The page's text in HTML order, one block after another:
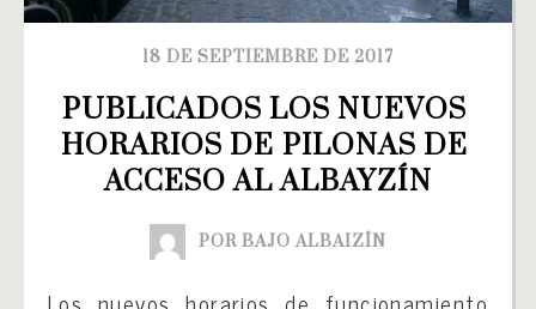
18 DE SEPTIEMBRE DE 2017
PUBLICADOS LOS NUEVOS
HORARIOS DE PILONAS DE
ACCESO AL ALBAYZÍN
POR BAJO ALBAIZÍN